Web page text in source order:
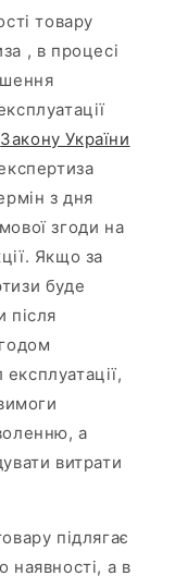
товару
, в процесі
Закону України
з дня
згоди на
Якщо за
буде
після
а
витрати
підлягає
наявності, а в